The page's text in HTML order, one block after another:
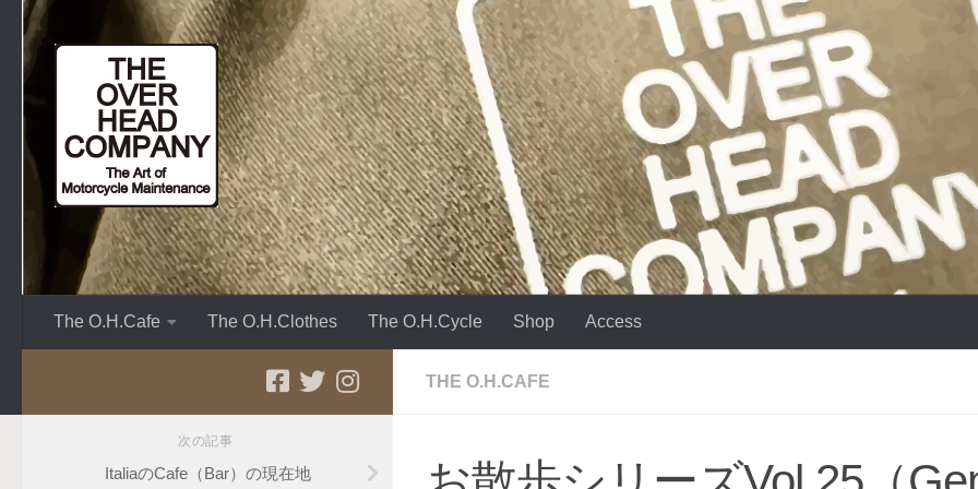
コンテンツへスキップ
The O.H.Cafe The O.H.Clothes The O.H.Cycle Shop Access
THE O.H.CAFE
次の記事
ItaliaのCafe（Bar）の現在地